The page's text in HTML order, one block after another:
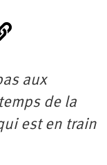
aux
de la
est en train